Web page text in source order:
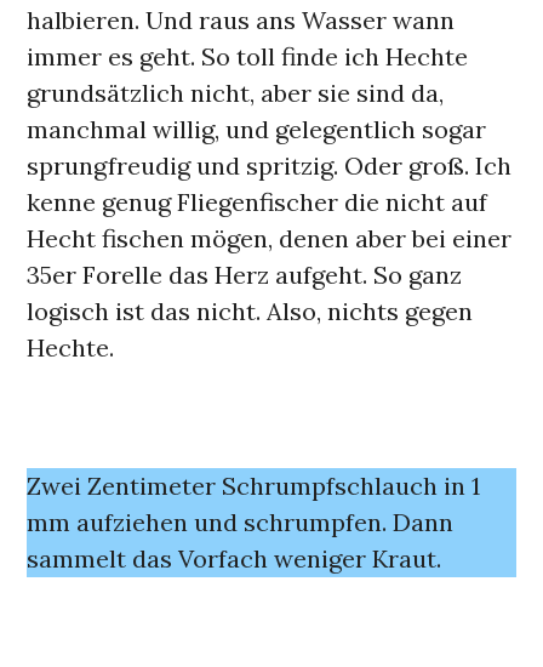
halbieren. Und raus ans Wasser wann
immer es geht. So toll finde ich Hechte
grundsätzlich nicht, aber sie sind da,
manchmal willig, und gelegentlich sogar
sprungfreudig und spritzig. Oder groß. Ich
kenne genug Fliegenfischer die nicht auf
Hecht fischen mögen, denen aber bei einer
35er Forelle das Herz aufgeht. So ganz
logisch ist das nicht. Also, nichts gegen
Hechte.
Zwei Zentimeter Schrumpfschlauch in 1
mm aufziehen und schrumpfen. Dann
sammelt das Vorfach weniger Kraut.